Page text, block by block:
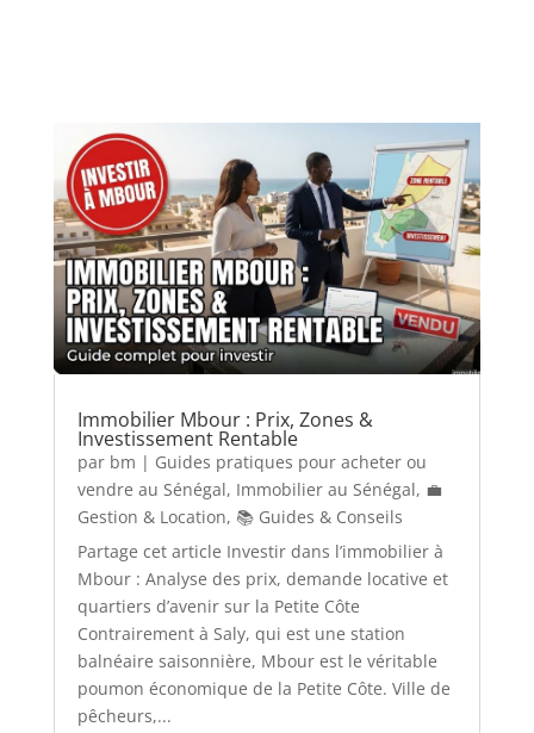
Immobilier Mbour : Prix, Zones &
Investissement Rentable
par bm | Guides pratiques pour acheter ou
vendre au Sénégal, Immobilier au Sénégal, 💼
Gestion & Location, 📚 Guides & Conseils
Partage cet article Investir dans l’immobilier à
Mbour : Analyse des prix, demande locative et
quartiers d’avenir sur la Petite Côte
Contrairement à Saly, qui est une station
balnéaire saisonnière, Mbour est le véritable
poumon économique de la Petite Côte. Ville de
pêcheurs,...